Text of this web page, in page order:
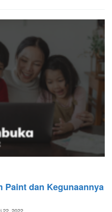
Paint dan Kegunaannya
22, 2022